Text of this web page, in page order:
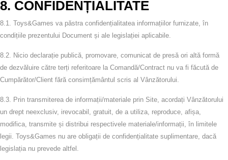
8. CONFIDENȚIALITATE
8.1. Toys&Games va păstra confidențialitatea informațiilor furnizate, în
condițiile prezentului Document și ale legislației aplicabile.
8.2. Nicio declarație publică, promovare, comunicat de presă ori altă formă
de dezvăluire către terți referitoare la Comandă/Contract nu va fi făcută de
Cumpărător/Client fără consimțământul scris al Vânzătorului.
8.3. Prin transmiterea de informații/materiale prin Site, acordați Vânzătorului
un drept neexclusiv, irevocabil, gratuit, de a utiliza, reproduce, afișa,
modifica, transmite și distribui respectivele materiale/informații, în limitele
legii. Toys&Games nu are obligații de confidențialitate suplimentare, dacă
legislația nu prevede altfel.